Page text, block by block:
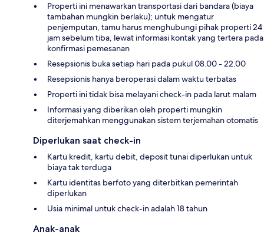
Properti ini menawarkan transportasi dari bandara (biaya
tambahan mungkin berlaku); untuk mengatur
penjemputan, tamu harus menghubungi pihak properti 24
jam sebelum tiba, lewat informasi kontak yang tertera pada
konfirmasi pemesanan
Resepsionis buka setiap hari pada pukul 08.00 - 22.00
Resepsionis hanya beroperasi dalam waktu terbatas
Properti ini tidak bisa melayani check-in pada larut malam
Informasi yang diberikan oleh properti mungkin
diterjemahkan menggunakan sistem terjemahan otomatis
Diperlukan saat check-in
Kartu kredit, kartu debit, deposit tunai diperlukan untuk
biaya tak terduga
Kartu identitas berfoto yang diterbitkan pemerintah
diperlukan
Usia minimal untuk check-in adalah 18 tahun
Anak-anak